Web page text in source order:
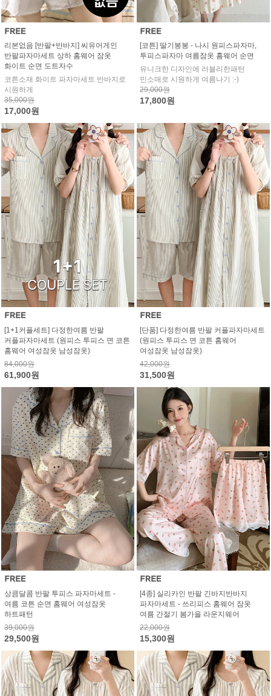
리본없음 [반팔+반바지] 씨유어게인
반팔파자마세트 상하 홈웨어 잠옷
화이트 순면 도트자수
코튼소재 화이트 파자마세트 반바지로
시원하게
35,000원
17,000원
[코튼] 딸기봉봉 - 나시 원피스파자마,
투피스파자마 여름잠옷 홈웨어 순면
유니크한 디자인에 러블리한패턴
민소매로 시원하게 여름나기 :-)
29,000원
17,800원
[1+1커플세트] 다정한여름 반팔
커플파자마세트 (원피스 투피스 면 코튼
홈웨어 여성잠옷 남성잠옷)
84,000원
61,900원
[단품] 다정한여름 반팔 커플파자마세트
(원피스 투피스 면 코튼 홈웨어
여성잠옷 남성잠옷)
42,000원
31,500원
상큼달콤 반팔 투피스 파자마세트 -
여름 코튼 순면 홈웨어 여성잠옷
하트패턴
39,000원
29,500원
[4종] 실리카인 반팔 긴바지반바지
파자마세트 - 쓰리피스 홈웨어 잠옷
여름 간절기 봄가을 라운지웨어
22,000원
15,300원